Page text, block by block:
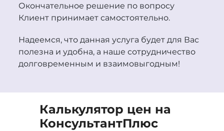
Окончательное решение по вопросу
Клиент принимает самостоятельно.
Надеемся, что данная услуга будет для Вас
полезна и удобна, а наше сотрудничество
долговременным и взаимовыгодным!
Калькулятор цен на
КонсультантПлюс